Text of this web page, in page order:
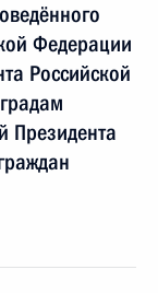
Федерации
Российской
Президента